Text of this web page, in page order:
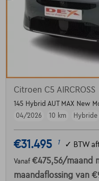
Citroen C5 AIRCROSS
145 Hybrid AUT MAX New
04/2026
10 km Hybride
€31.495 1 ✓ BTW
Vanaf €475,56/maand
maandaflossing van